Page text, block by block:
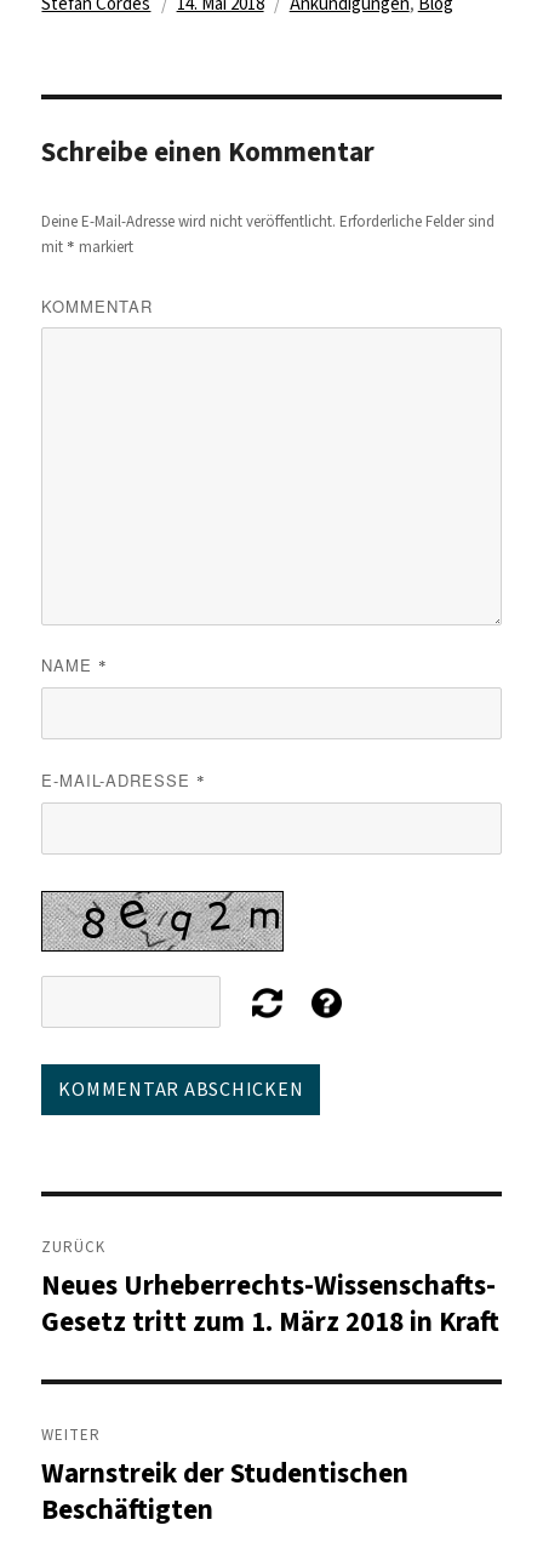
Schreibe einen Kommentar
Deine E-Mail-Adresse wird nicht veröffentlicht. Erforderliche Felder sind
mit * markiert
KOMMENTAR
NAME *
E-MAIL-ADRESSE *
Beitragsnavigation
ZURÜCK
Vorheriger
Beitrag:
Neues Urheberrechts-Wissenschafts-
Gesetz tritt zum 1. März 2018 in Kraft
WEITER
Nächster
Beitrag:
Warnstreik der Studentischen
Beschäftigten